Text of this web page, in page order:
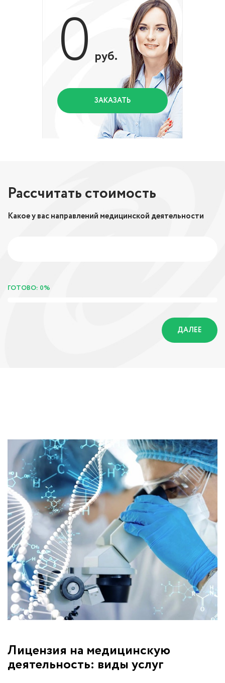
0 руб.
ЗАКАЗАТЬ
Рассчитать стоимость
Какое у вас направлений медицинской деятельности
ГОТОВО: 0%
ДАЛЕЕ
Лицензия на медицинскую
деятельность: виды услуг